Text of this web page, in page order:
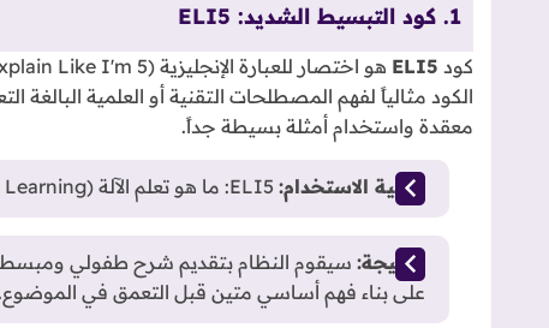
1. كود التبسيط الشديد: ELI5
كود ELI5
الكود مثالياً لفهم المصطلحات التقنية أو العلمية البالغة
معقدة واستخدام أمثلة بسيطة جداً.
كيفية الاستخدام:
النتيجة: سيقوم النظام بتقديم شرح طفولي
على بناء فهم أساسي متين قبل التعمق في